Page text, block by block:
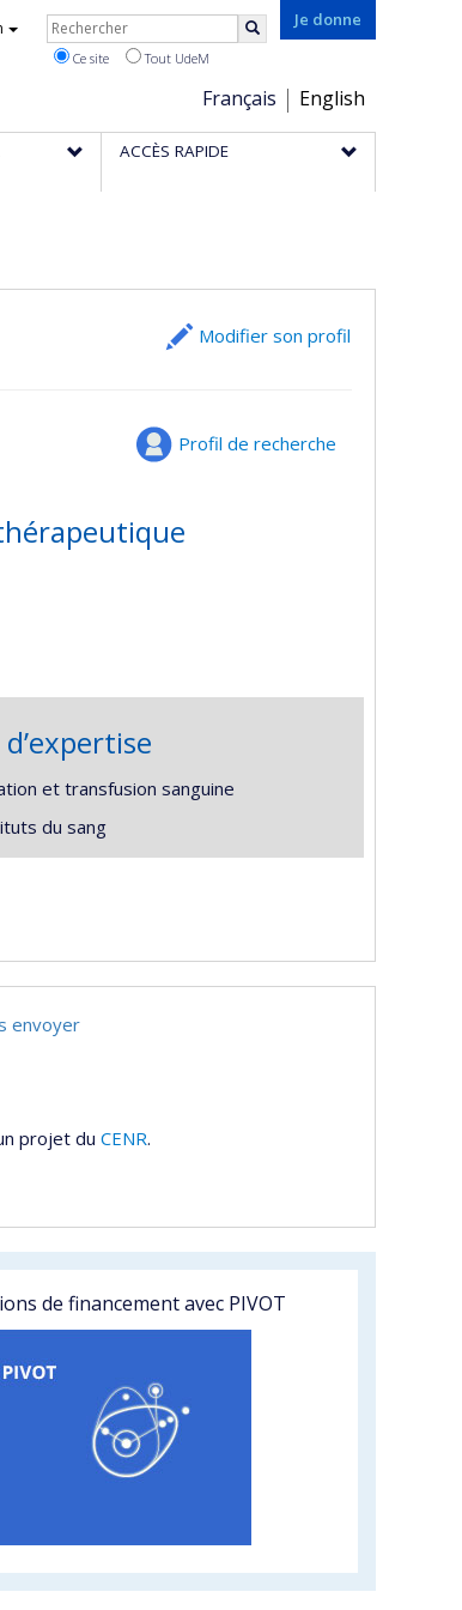
Je donne
Choix
de
la
Français English
Rechercher
Ce site Tout UdeM
ACCÈS RAPIDE
Modifier son profil
Profil de recherche
et transfusion sanguine
du sang
envoyer
projet du CENR.
de financement avec PIVOT